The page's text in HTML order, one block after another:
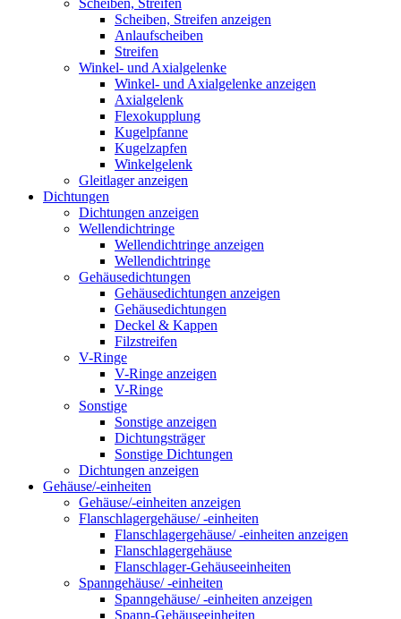
Scheiben, Streifen
Scheiben, Streifen anzeigen
Anlaufscheiben
Streifen
Winkel- und Axialgelenke
Winkel- und Axialgelenke anzeigen
Axialgelenk
Flexokupplung
Kugelpfanne
Kugelzapfen
Winkelgelenk
Gleitlager anzeigen
Dichtungen
Dichtungen anzeigen
Wellendichtringe
Wellendichtringe anzeigen
Wellendichtringe
Gehäusedichtungen
Gehäusedichtungen anzeigen
Gehäusedichtungen
Deckel & Kappen
Filzstreifen
V-Ringe
V-Ringe anzeigen
V-Ringe
Sonstige
Sonstige anzeigen
Dichtungsträger
Sonstige Dichtungen
Dichtungen anzeigen
Gehäuse/-einheiten
Gehäuse/-einheiten anzeigen
Flanschlagergehäuse/ -einheiten
Flanschlagergehäuse/ -einheiten anzeigen
Flanschlagergehäuse
Flanschlager-Gehäuseeinheiten
Spanngehäuse/ -einheiten
Spanngehäuse/ -einheiten anzeigen
Spann-Gehäuseeinheiten